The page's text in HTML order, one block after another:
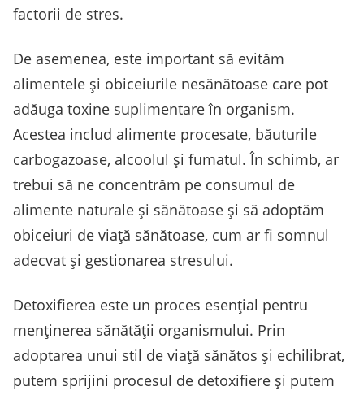
factorii de stres.
De asemenea, este important să evităm
alimentele și obiceiurile nesănătoase care pot
adăuga toxine suplimentare în organism.
Acestea includ alimente procesate, băuturile
carbogazoase, alcoolul și fumatul. În schimb, ar
trebui să ne concentrăm pe consumul de
alimente naturale și sănătoase și să adoptăm
obiceiuri de viață sănătoase, cum ar fi somnul
adecvat și gestionarea stresului.
Detoxifierea este un proces esențial pentru
menținerea sănătății organismului. Prin
adoptarea unui stil de viață sănătos și echilibrat,
putem sprijini procesul de detoxifiere și putem